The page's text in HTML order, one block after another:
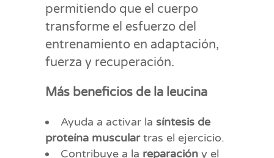
permitiendo que el cuerpo
transforme el esfuerzo del
entrenamiento en adaptación,
fuerza y recuperación.
Más beneficios de la leucina
Ayuda a activar la síntesis de
proteína musculartras el ejercicio.
Contribuye a la reparación y el